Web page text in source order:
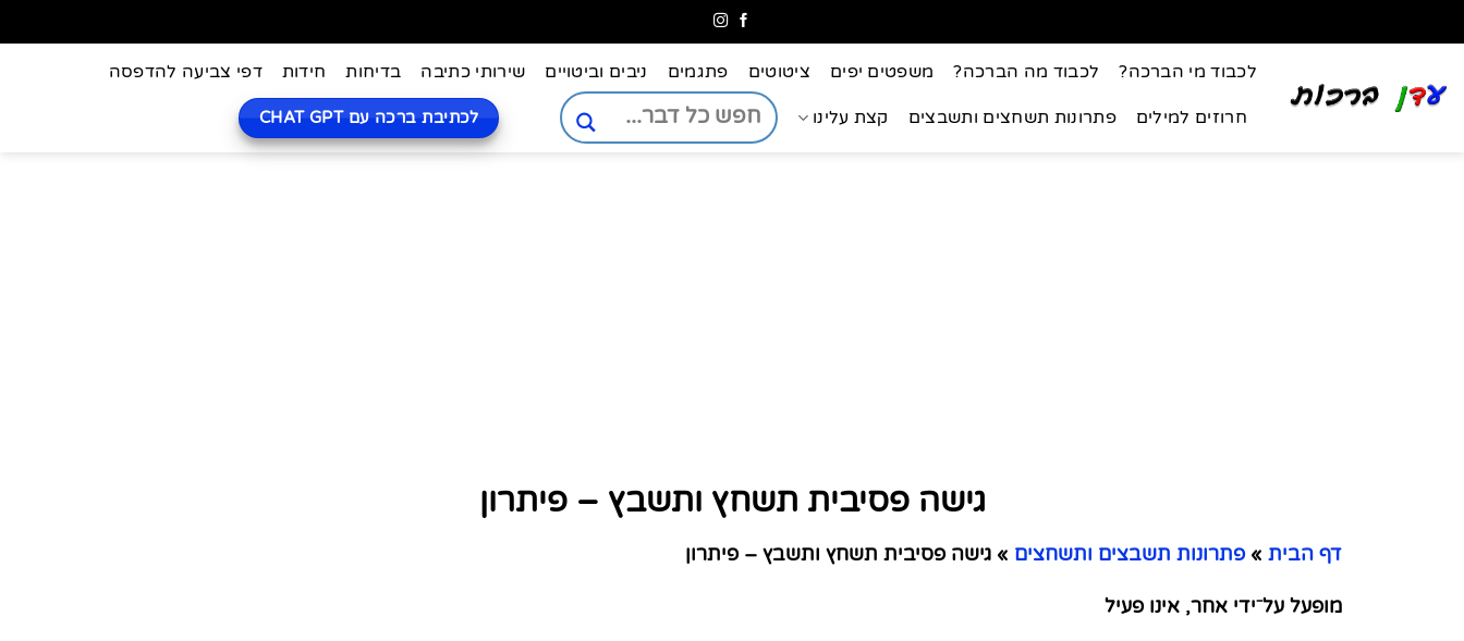
לכבוד מי הברכה? לכבוד מה הברכה? משפטים יפים ציטוטים פתגמים ניבים וביטויים שירותי כתיבה בדיחות חידות דפי צביעה להדפסה
חרוזים למילים פתרונות תשחצים ותשבצים קצת עלינו לכתיבת ברכה עם CHAT GPT
גישה פסיבית תשחץ ותשבץ – פיתרון
דף הבית » פתרונות תשבצים ותשחצים » גישה פסיבית תשחץ ותשבץ – פיתרון
מופעל על⁻ידי אחר, אינו פעיל